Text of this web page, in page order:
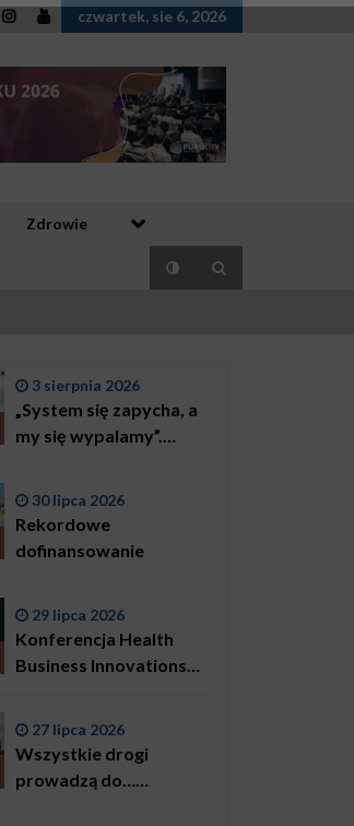
czwartek, sie 6, 2026
Zdrowie
3 sierpnia 2026
„System się zapycha, a
my się wypalamy”.
Bączkowski, mówi
wprost: problemem są
30 lipca 2026
Rekordowe
dofinansowanie
29 lipca 2026
Konferencja Health
Business Innovations
27 lipca 2026
Wszystkie drogi
prowadzą do…